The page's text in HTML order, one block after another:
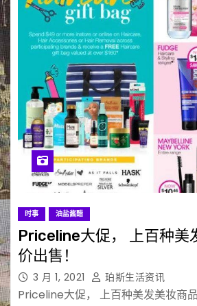
时事 油盐酱醋
Priceline大促， 上百种美发美妆商品降
价出售！
3 月 1, 2021 珀斯生活资讯
Priceline大促， 上百种美发美妆商